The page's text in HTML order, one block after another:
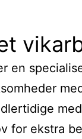
en
for ekstra